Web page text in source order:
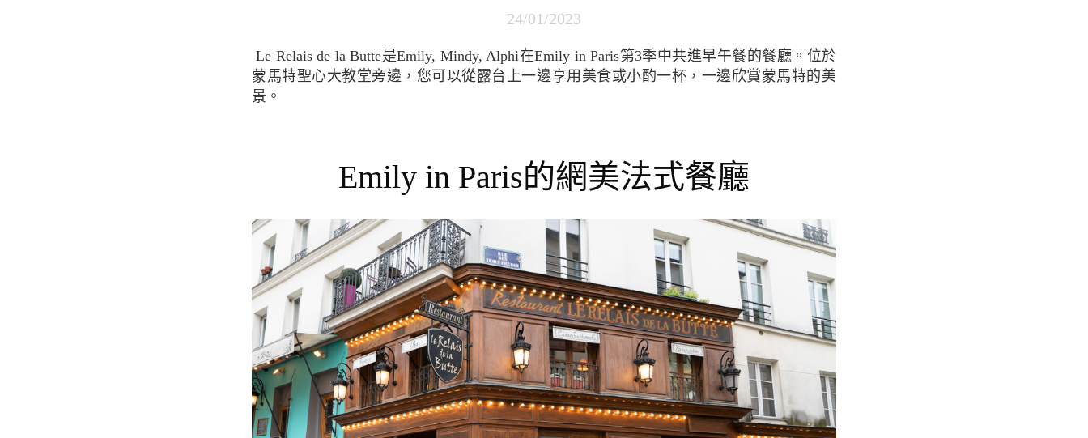
24/01/2023
Le Relais de la Butte是Emily, Mindy, Alphi在Emily in Paris第3季中共進早午餐的餐廳。位於
蒙馬特聖心大教堂旁邊，您可以從露台上一邊享用美食或小酌一杯，一邊欣賞蒙馬特的美
景。
Emily in Paris的網美法式餐廳